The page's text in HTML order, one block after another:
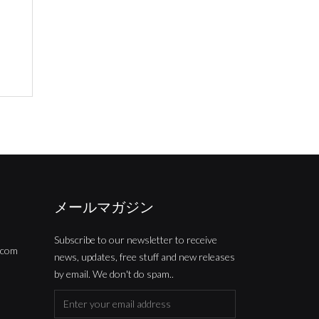
メールマガジン
Subscribe to our newsletter to receive
news, updates, free stuff and new releases
by email. We don't do spam..